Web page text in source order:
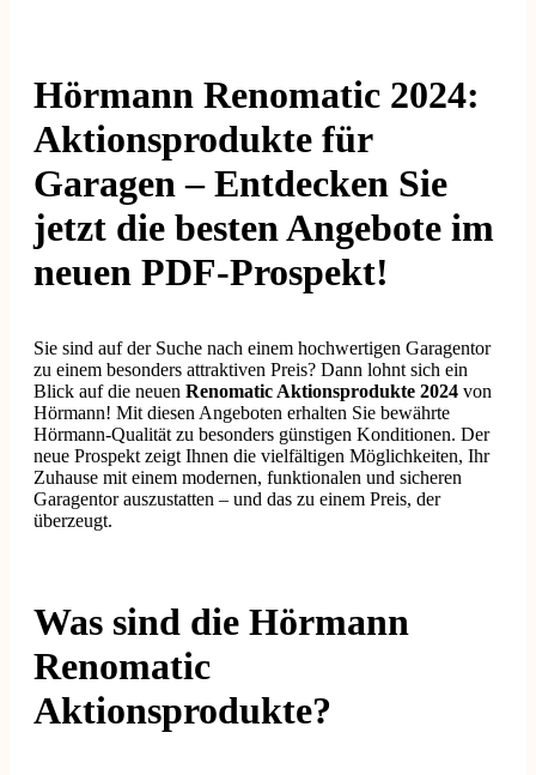
Hörmann Renomatic 2024:
Aktionsprodukte für
Garagen – Entdecken Sie
jetzt die besten Angebote im
neuen PDF-Prospekt!
Sie sind auf der Suche nach einem hochwertigen Garagentor
zu einem besonders attraktiven Preis? Dann lohnt sich ein
Blick auf die neuen Renomatic Aktionsprodukte 2024 von
Hörmann! Mit diesen Angeboten erhalten Sie bewährte
Hörmann-Qualität zu besonders günstigen Konditionen. Der
neue Prospekt zeigt Ihnen die vielfältigen Möglichkeiten, Ihr
Zuhause mit einem modernen, funktionalen und sicheren
Garagentor auszustatten – und das zu einem Preis, der
überzeugt.
Was sind die Hörmann
Renomatic
Aktionsprodukte?